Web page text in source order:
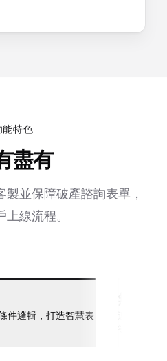
能特色
盡有
並保障破產諮詢表單，
上線流程。
件邏輯，打造智慧表